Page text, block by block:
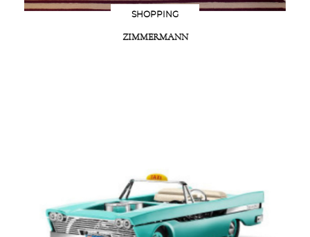
SHOPPING
ZIMMERMANN